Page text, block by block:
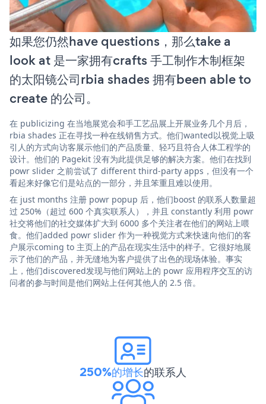
如果您仍然have questions，那么take a
look at 是一家拥有crafts 手工制作木制框架
的太阳镜公司rbia shades 拥有been able to
create 的公司。
在 publicizing 在当地展览会和手工艺品展上开展业务几个月后，
rbia shades 正在寻找一种在线销售方式。他们wanted以视觉上吸
引人的方式向访客展示他们的产品质量、轻巧且符合人体工程学的
设计。他们的 Pagekit 没有为此提供足够的解决方案。他们在找到
powr slider 之前尝试了 different third-party apps，但没有一个
看起来好像它们是站点的一部分，并且笨重且难以使用。
在 just months 注册 powr popup 后，他们boost 的联系人数量超
过 250%（超过 600 个真实联系人），并且 constantly 利用 powr
社交将他们的社交媒体扩大到 6000 多个关注者在他们的网站上喂
食。他们added powr slider 作为一种视觉方式来快速向他们的客
户展示coming to 主页上的产品在现实生活中的样子。它很好地展
示了他们的产品，并无缝地为客户提供了出色的现场体验。事实
上，他们discovered发现与他们网站上的 powr 应用程序交互的访
问者的参与时间是他们网站上任何其他人的 2.5 倍。
250%的增长的联系人